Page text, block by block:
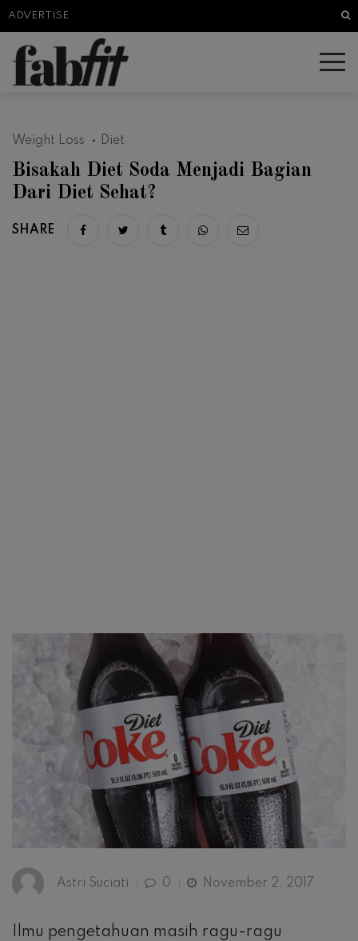
ADVERTISE
Weight Loss Diet
Bisakah Diet Soda Menjadi Bagian
Dari Diet Sehat?
SHARE Share on facebook
Share on twitter
Share on tumblr
Share via whatsapp
Share via email
Astri Suciati 0 November 2, 2017
Ilmu pengetahuan masih ragu-ragu